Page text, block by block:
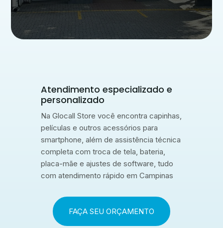
Atendimento especializado e
personalizado
Na Glocall Store você encontra capinhas,
películas e outros acessórios para
smartphone, além de assistência técnica
completa com troca de tela, bateria,
placa-mãe e ajustes de software, tudo
com atendimento rápido em Campinas
FAÇA SEU ORÇAMENTO